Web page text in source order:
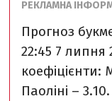
Прогноз
22:45 7 липня
коефіцієнти:
Паоліні –